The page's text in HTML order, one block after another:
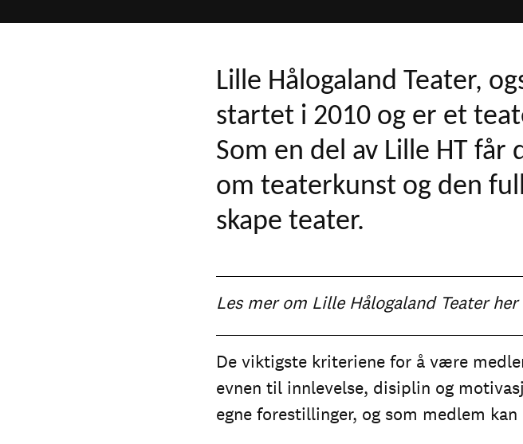
Lille Hålogaland Teater,
startet i 2010 og er et
Som en del av Lille HT
om teaterkunst og den
skape teater.
Les mer om Lille Hålogaland Teaterher
De viktigste kriteriene for å være
evnen til innlevelse, disiplin og
egne forestillinger, og som medlem